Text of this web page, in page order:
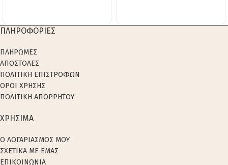
ΠΛΗΡΟΦΟΡΙΕΣ
ΠΛΗΡΩΜΕΣ
ΑΠΟΣΤΟΛΕΣ
ΠΟΛΙΤΙΚΗ ΕΠΙΣΤΡΟΦΩΝ
ΟΡΟΙ ΧΡΗΣΗΣ
ΠΟΛΙΤΙΚΗ ΑΠΟΡΡΗΤΟΥ
ΧΡΗΣΙΜΑ
Ο ΛΟΓΑΡΙΑΣΜΟΣ ΜΟΥ
ΣΧΕΤΙΚΑ ΜΕ ΕΜΑΣ
ΕΠΙΚΟΙΝΩΝΙΑ